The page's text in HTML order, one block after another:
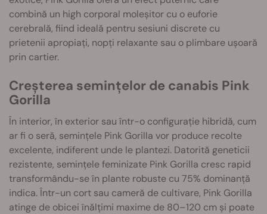
combină un high corporal moleșitor cu o euforie
cerebrală, fiind ideală pentru sesiuni discrete cu
prietenii apropiați, nopți relaxante sau o plimbare ușoară
prin cartier.
Creșterea semințelor de canabis Pink
Gorilla
În interior, în exterior sau într-o configurație hibridă, cum
ar fi o seră, semințele Pink Gorilla vor produce recolte
excelente, indiferent unde le plantezi. Datorită geneticii
rezistente, semințele feminizate Pink Gorilla cresc rapid
transformându-se în plante robuste cu 75% dominanță
indica. Într-un cort sau cameră de cultivare, Pink Gorilla
atinge de obicei înălțimi maxime de 80–120 cm și poate